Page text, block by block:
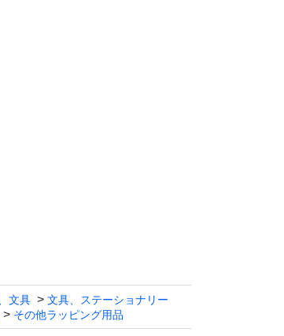
い。
文具
文具、ステーショナリー
その他ラッピング用品